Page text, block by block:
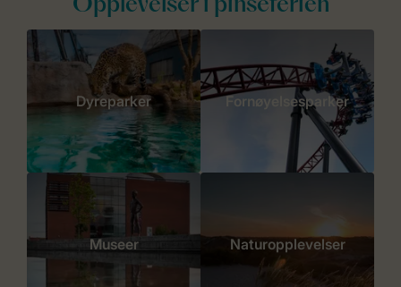
Opplevelser i pinseferien
Dyreparker Fornøyelsesparker
Museer Naturopplevelser